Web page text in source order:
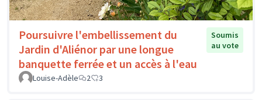
Poursuivre l'embellissement du
Jardin d'Aliénor par une longue
banquette ferrée et un accès à l'eau
Soumis
au vote
Louise-Adèle 2 3